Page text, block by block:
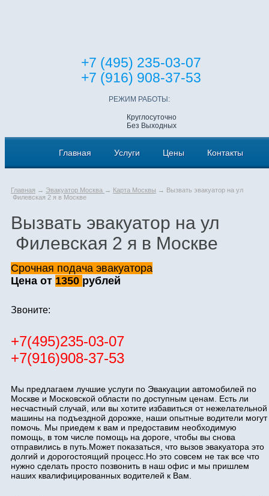
+7 (495) 235-03-07
+7 (916) 908-37-53
РЕЖИМ РАБОТЫ:
Круглосуточно
Без Выходных
Главная Услуги Цены Контакты
Главная → Эвакуатор Москва → Карта Москвы → Вызвать эвакуатор на ул
Филевская 2 я в Москве
Вызвать эвакуатор на ул
Филевская 2 я в Москве
Срочная подача эвакуатора
Цена от 1350 рублей
Звоните:
+7(495)235-03-07
+7(916)908-37-53
Мы предлагаем лучшие услуги по Эвакуации автомобилей по
Москве и Московской области по доступным ценам. Есть ли
несчастный случай, или вы хотите избавиться от нежелательной
машины на подъездной дорожке, наши опытные водители могут
помочь. Мы приедем к вам и предоставим необходимую
помощь, в том числе помощь на дороге, чтобы вы снова
отправились в путь.Может показаться, что вызов эвакуатора это
долгий и дорогостоящий процесс.Но это совсем не так все что
нужно сделать просто позвонить в наш офис и мы пришлем
наших квалифицированных водителей к Вам.